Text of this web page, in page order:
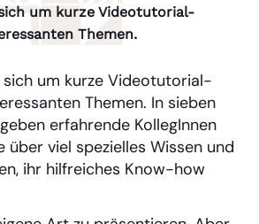
um kurze Videotutorial-
Themen.
sich um kurze Videotutorial-
Themen. In sieben
erfahrende KollegInnen
über viel spezielles Wissen und
ihr hilfreiches Know-how